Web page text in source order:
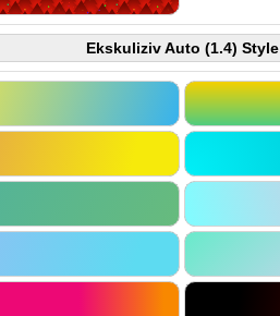
Ekskuliziv Auto (1.4) Style